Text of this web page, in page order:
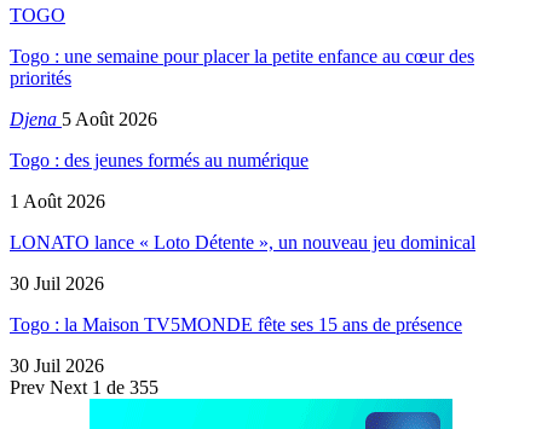
TOGO
Togo : une semaine pour placer la petite enfance au cœur des
priorités
Djena 5 Août 2026
Togo : des jeunes formés au numérique
1 Août 2026
LONATO lance « Loto Détente », un nouveau jeu dominical
30 Juil 2026
Togo : la Maison TV5MONDE fête ses 15 ans de présence
30 Juil 2026
Prev Next 1 de 355